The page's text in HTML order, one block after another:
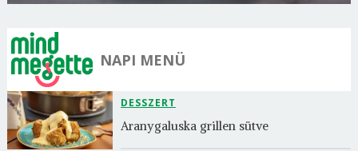
NAPI MENÜ
DESSZERT
Aranygaluska grillen sütve